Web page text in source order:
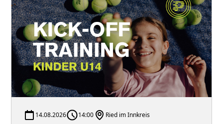
14.08.2026 14:00 Ried im Innkreis